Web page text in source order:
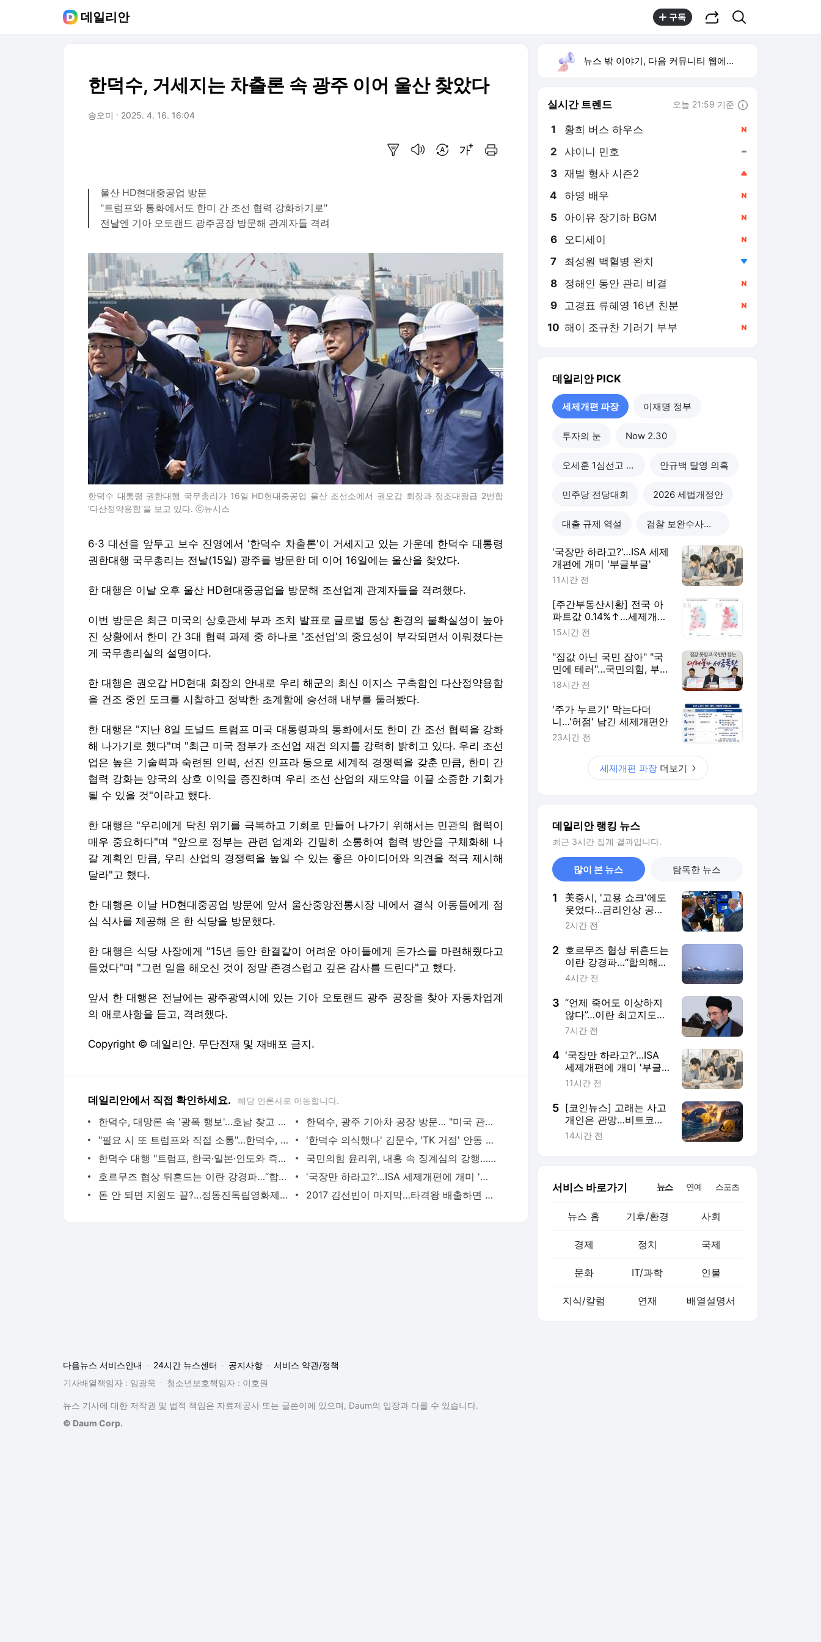
데일리안 구독
한덕수, 거세지는 차출론 속 광주 이어 울산 찾았다
송오미 2025. 4. 16. 16:04
울산 HD현대중공업 방문
"트럼프와 통화에서도 한미 간 조선 협력 강화하기로"
전날엔 기아 오토랜드 광주공장 방문해 관계자들 격려
한덕수 대통령 권한대행 국무총리가 16일 HD현대중공업 울산 조선소에서 권오갑 회장과 정조대왕급 2번함
'다산정약용함'을 보고 있다. ⓒ뉴시스
6·3 대선을 앞두고 보수 진영에서 '한덕수 차출론'이 거세지고 있는 가운데 한덕수 대통령
권한대행 국무총리는 전날(15일) 광주를 방문한 데 이어 16일에는 울산을 찾았다.
한 대행은 이날 오후 울산 HD현대중공업을 방문해 조선업계 관계자들을 격려했다.
이번 방문은 최근 미국의 상호관세 부과 조치 발표로 글로벌 통상 환경의 불확실성이 높아
진 상황에서 한미 간 3대 협력 과제 중 하나로 '조선업'의 중요성이 부각되면서 이뤄졌다는
게 국무총리실의 설명이다.
한 대행은 권오갑 HD현대 회장의 안내로 우리 해군의 최신 이지스 구축함인 다산정약용함
을 건조 중인 도크를 시찰하고 정박한 초계함에 승선해 내부를 둘러봤다.
한 대행은 "지난 8일 도널드 트럼프 미국 대통령과의 통화에서도 한미 간 조선 협력을 강화
해 나가기로 했다"며 "최근 미국 정부가 조선업 재건 의지를 강력히 밝히고 있다. 우리 조선
업은 높은 기술력과 숙련된 인력, 선진 인프라 등으로 세계적 경쟁력을 갖춘 만큼, 한미 간
협력 강화는 양국의 상호 이익을 증진하며 우리 조선 산업의 재도약을 이끌 소중한 기회가
될 수 있을 것"이라고 했다.
한 대행은 "우리에게 닥친 위기를 극복하고 기회로 만들어 나가기 위해서는 민관의 협력이
매우 중요하다"며 "앞으로 정부는 관련 업계와 긴밀히 소통하여 협력 방안을 구체화해 나
갈 계획인 만큼, 우리 산업의 경쟁력을 높일 수 있는 좋은 아이디어와 의견을 적극 제시해
달라"고 했다.
한 대행은 이날 HD현대중공업 방문에 앞서 울산중앙전통시장 내에서 결식 아동들에게 점
심 식사를 제공해 온 한 식당을 방문했다.
한 대행은 식당 사장에게 "15년 동안 한결같이 어려운 아이들에게 돈가스를 마련해줬다고
들었다"며 "그런 일을 해오신 것이 정말 존경스럽고 깊은 감사를 드린다"고 했다.
앞서 한 대행은 전날에는 광주광역시에 있는 기아 오토랜드 광주 공장을 찾아 자동차업계
의 애로사항을 듣고, 격려했다.
Copyright © 데일리안. 무단전재 및 재배포 금지.
데일리안에서 직접 확인하세요. 해당 언론사로 이동합니다.
한덕수, 대망론 속 '광폭 행보'…호남 찾고 손편지까지
한덕수, 광주 기아차 공장 방문… "미국 관세 충격 완화 위해 노력"
"필요 시 또 트럼프와 직접 소통"…한덕수, 불붙는 '차출론' 속 통상 대응 자신감까지
'한덕수 의식했나' 김문수, 'TK 거점' 안동 방문…지지층 결집 행보 나서
한덕수 대행 "트럼프, 한국·일본·인도와 즉각 美관세협상 지시한 듯"
국민의힘 윤리위, 내홍 속 징계심의 강행…당내서는 장동혁 비판 목소리
호르무즈 협상 뒤흔드는 이란 강경파…“합의해도 또 뒤집힌다”
'국장만 하라고?'…ISA 세제개편에 개미 '부글부글'
돈 안 되면 지원도 끝?…정동진독립영화제 예산 삭감이 던진 질문 [초점]
2017 김선빈이 마지막…타격왕 배출하면 우승 못 한다?
뉴스 밖 이야기, 다음 커뮤니티 웹에서 보기
실시간 트렌드 오늘 21:59 기준
1 황희 버스 하우스
2 샤이니 민호
3 재벌 형사 시즌2
4 하영 배우
5 아이유 장기하 BGM
6 오디세이
7 최성원 백혈병 완치
8 정해인 동안 관리 비결
9 고경표 류혜영 16년 친분
10 해이 조규찬 기러기 부부
데일리안PICK
세제개편 파장 이재명 정부
투자의 눈 Now 2.30
오세훈 1심선고 이후 안규백 탈영 의혹
민주당 전당대회 2026 세법개정안
대출 규제 역설 검찰 보완수사권 폐지
'국장만 하라고?'…ISA 세제
개편에 개미 '부글부글'
11시간 전
[주간부동산시황] 전국 아
파트값 0.14%↑…세제개편
에 ‘편법 주소 이전’ 우려
15시간 전
"집값 아닌 국민 잡아" "국
민에 테러"…국민의힘, 부동
산 세제개편안 맹폭
18시간 전
'주가 누르기' 막는다더
니…'허점' 남긴 세제개편안
23시간 전
세제개편 파장 더보기
데일리안 랭킹 뉴스
최근 3시간 집계 결과입니다.
많이 본 뉴스 탐독한 뉴스
1
美증시, '고용 쇼크'에도
웃었다…금리인상 공포
후퇴에 나스닥 1.3%↑
2시간 전
2 호르무즈 협상 뒤흔드는
이란 강경파…“합의해도
또 뒤집힌다”
4시간 전
3 “언제 죽어도 이상하지
않다”…이란 최고지도자
‘위독설’
7시간 전
4 '국장만 하라고?'…ISA
세제개편에 개미 '부글
부글'
11시간 전
5 [코인뉴스] 고래는 사고
개인은 관망…비트코인
엇갈린 신호
14시간 전
서비스 바로가기 뉴스 연예 스포츠
뉴스 홈 기후/환경 사회
경제 정치 국제
문화 IT/과학 인물
지식/칼럼 연재 배열설명서
다음뉴스 서비스안내 24시간 뉴스센터 공지사항
서비스 약관/정책
기사배열책임자 : 임광욱
청소년보호책임자 : 이호원
뉴스 기사에 대한 저작권 및 법적 책임은 자료제공사 또는 글쓴이에 있으며, Daum의 입장과 다를 수 있습니다.
© Daum Corp.